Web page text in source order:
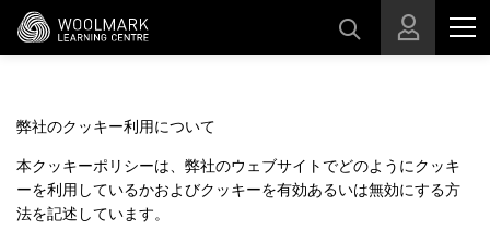
スキップする
弊社のクッキー利用について
本クッキーポリシーは、弊社のウェブサイトでどのようにクッキ
ーを利用しているかおよびクッキーを有効あるいは無効にする方
法を記述しています。